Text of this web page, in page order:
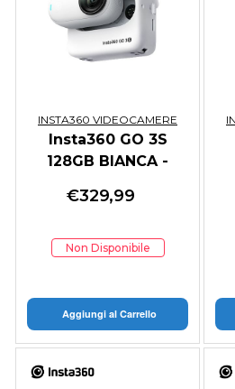
INSTA360 VIDEOCAMERE
Insta360 GO 3S
128GB BIANCA -
€329,99
Non Disponibile
Aggiungi al Carrello